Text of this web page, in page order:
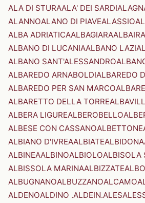
ALA DI STURAALA' DEI SARDI
ALANNOALANO DI PIAVEALASSIO
ALBA ADRIATICAALBAGIARA
ALBANO DI LUCANIAALBANO
ALBANO SANT'ALESSANDRO
ALBAREDO ARNABOLDIALBAREDO
ALBAREDO PER SAN MARCO
ALBARETTO DELLA TORRE
ALBERA LIGUREALBEROBELLO
ALBESE CON CASSANOALBETTONE
ALBIANO D'IVREAALBIATEALBIDONA
ALBINEAALBINOALBIOLOALBISOLA
ALBISSOLA MARINAALBIZZATE
ALBUGNANOALBUZZANOALCAMO
ALDENOALDINO .ALDEIN.ALES